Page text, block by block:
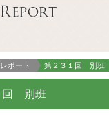
ポート 第２３１回 別班
回 別班